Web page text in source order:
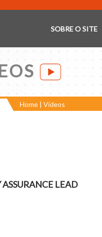
SOBRE O SITE
Home | Vídeos
LEAD